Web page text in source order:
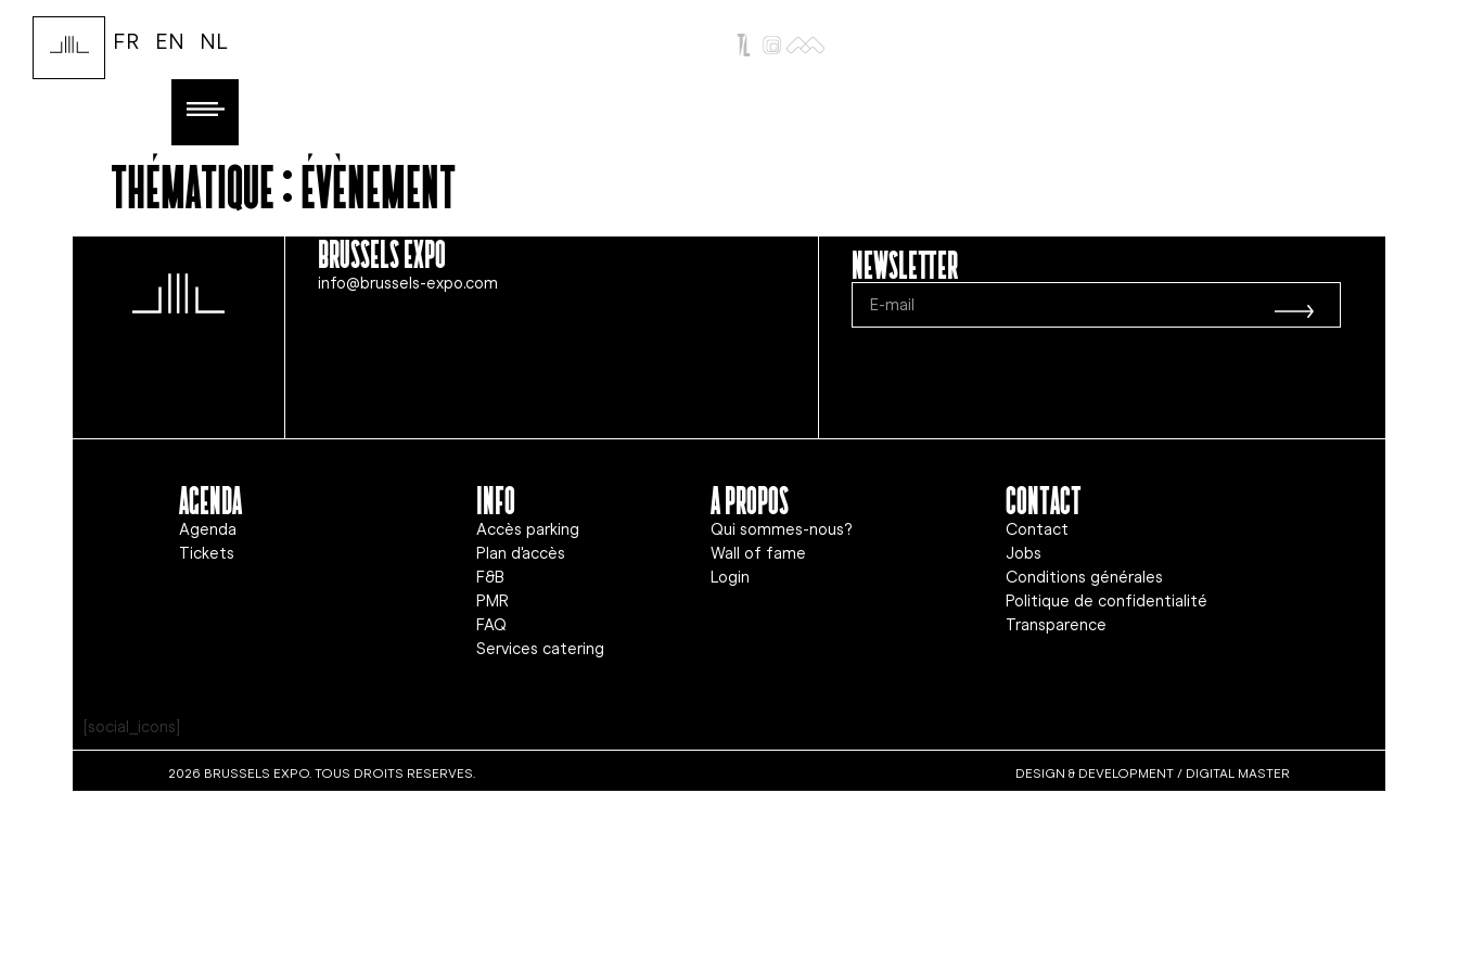
FR EN NL
Thématique :Évènement
Brussels Expo
info@brussels-expo.com Newsletter
Agenda
Agenda
Tickets
info
Accès parking
Plan d'accès
F&B
PMR
FAQ
Services catering
A propos
Qui sommes-nous?
Wall of fame
Login
Contact
Contact
Jobs
Conditions générales
Politique de confidentialité
Transparence
[social_icons]
2026 BRUSSELS EXPO. TOUS DROITS RESERVES. DESIGN & DEVELOPMENT / DIGITAL MASTER